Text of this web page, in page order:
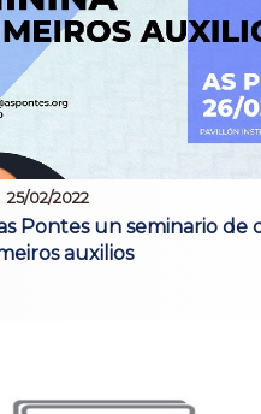
25/02/2022
Pontes un seminario de
auxilios